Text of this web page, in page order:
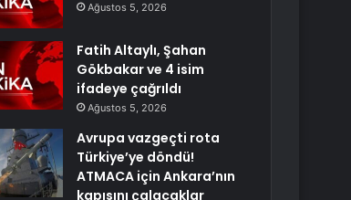
Ağustos 5, 2026
Fatih Altaylı, Şahan
Gökbakar ve 4 isim
ifadeye çağrıldı
Ağustos 5, 2026
Avrupa vazgeçti rota
Türkiye’ye döndü!
ATMACA için Ankara’nın
kapısını çalacaklar